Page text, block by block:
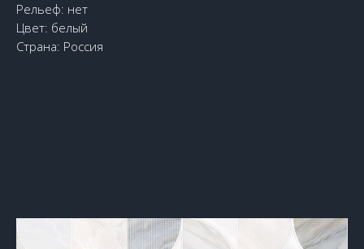
Рельеф: нет
Цвет: белый
Страна: Россия